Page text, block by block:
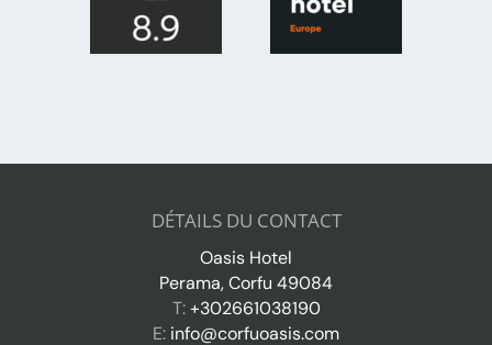
DÉTAILS DU CONTACT
Oasis Hotel
Perama, Corfu 49084
T:+302661038190
E: info@corfuoasis.com